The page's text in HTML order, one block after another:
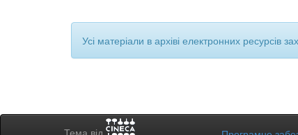
Усі матеріали в архіві електронних ресурсів